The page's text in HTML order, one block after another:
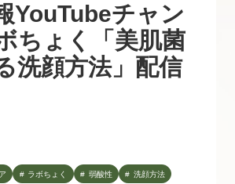
YouTubeチャン
ちょく「美肌菌
洗顔方法」配信
ラボちょく 弱酸性 洗顔方法